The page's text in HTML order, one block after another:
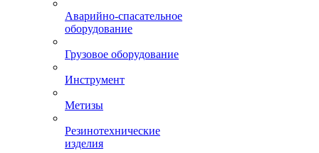
Аварийно-спасательное
оборудование
Грузовое оборудование
Инструмент
Метизы
Резинотехнические
изделия